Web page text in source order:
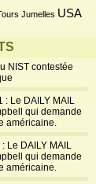
Jumelles USA
NIST contestée
: Le DAILY MAIL
qui demande
américaine.
Le DAILY MAIL
qui demande
américaine.